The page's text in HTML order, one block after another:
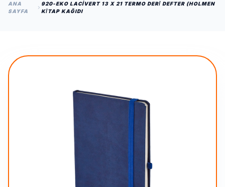
ANA
SAYFA
920-EKO LACIVERT 13 X 21 TERMO DERİ DEFTER (HOLMEN
KİTAP KAĞIDI